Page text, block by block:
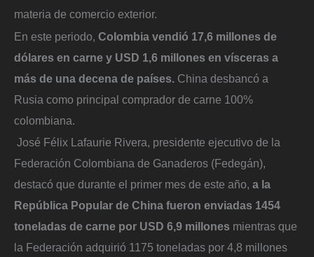
materia de comercio exterior.
En este periodo, Colombia vendió 17,6 millones de
dólares en carne y USD 1,6 millones en vísceras a
más de una decena de países. China desbancó a
Rusia como principal comprador de carne 100%
colombiana.
José Félix Lafaurie Rivera, presidente ejecutivo de la
Federación Colombiana de Ganaderos (Fedegán),
destacó que durante el primer mes de este año, a la
República Popular de China fueron enviadas 1454
toneladas de carne por USD 6,9 millones mientras que
la Federación adquirió 1175 toneladas por 4,8 millones